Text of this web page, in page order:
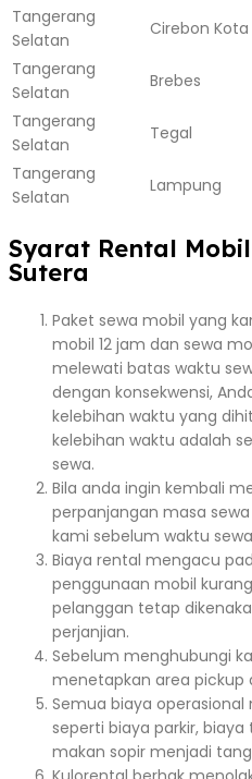
Tangerang
Selatan
Cirebon Kota
Tangerang
Selatan
Brebes
Tangerang
Selatan
Tegal
Tangerang
Selatan
Lampung
Syarat Rental
Sutera
Paket sewa mobil yang
mobil 12 jam dan sewa
melewati batas waktu
dengan konsekwensi,
kelebihan waktu yang
kelebihan waktu adalah
sewa.
Bila anda ingin kembali
perpanjangan masa
kami sebelum waktu
Biaya rental mengacu
penggunaan mobil
pelanggan tetap
perjanjian.
Sebelum menghubungi
menetapkan area pickup
Semua biaya
seperti biaya parkir,
makan sopir menjadi